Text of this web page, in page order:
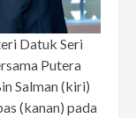
Datuk Seri
Putera
Salman (kiri)
(kanan) pada